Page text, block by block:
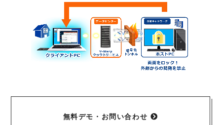
無料デモ・お問い合わせ